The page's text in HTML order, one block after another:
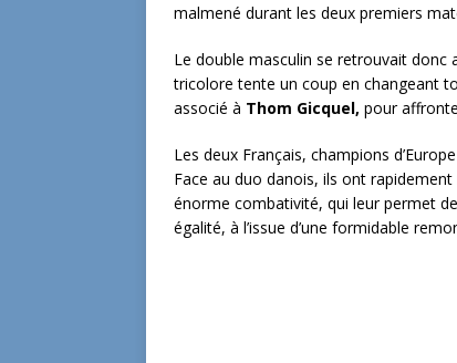
malmené durant les deux premiers
Le double masculin se retrouvait donc
tricolore tente un coup en changeant
associé à Thom Gicquel, pour
Les deux Français, champions
Face au duo danois, ils ont
énorme combativité, qui leur permet
égalité, à l’issue d’une formidable